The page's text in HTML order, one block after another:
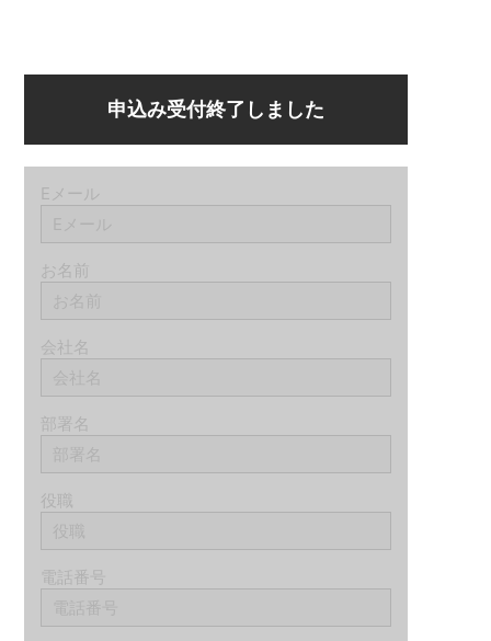
申込み受付終了しました
Eメール
お名前
会社名
部署名
役職
電話番号